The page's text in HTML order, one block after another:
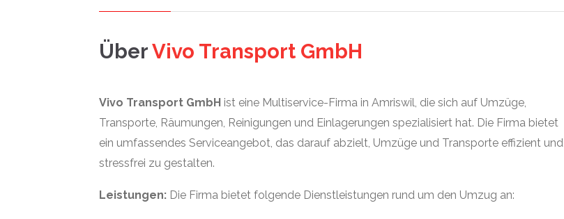
ÜberVivo Transport GmbH
Vivo Transport GmbH ist eine Multiservice-Firma in Amriswil, die sich auf Umzüge,
Transporte, Räumungen, Reinigungen und Einlagerungen spezialisiert hat. Die Firma bietet
ein umfassendes Serviceangebot, das darauf abzielt, Umzüge und Transporte effizient und
stressfrei zu gestalten.
Leistungen: Die Firma bietet folgende Dienstleistungen rund um den Umzug an: